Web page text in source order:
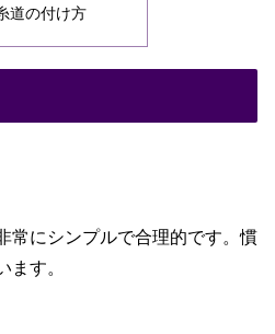
道の付け方
常にシンプルで合理的です。慣
ます。